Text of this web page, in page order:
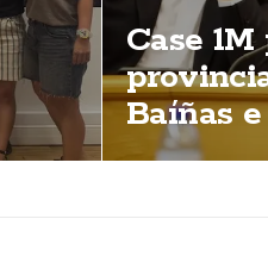
Case
Baíñas